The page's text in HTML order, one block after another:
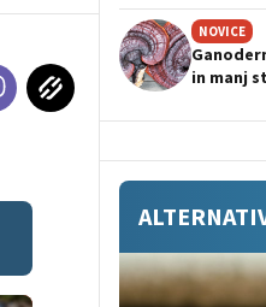
NOVICE
in manj